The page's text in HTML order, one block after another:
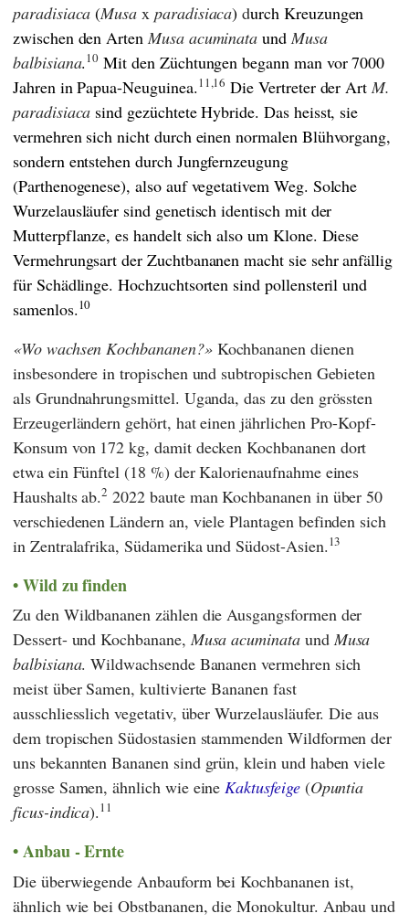
paradisiaca (Musax paradisiaca)durch Kreuzungen
zwischen den Arten Musa acuminata und Musa
balbisiana.10 Mit den Züchtungen begann man vor 7000
Jahren in Papua-Neuguinea.11,16 Die Vertreter der Art M.
paradisiaca sind gezüchtete Hybride. Das heisst, sie
vermehren sich nicht durch einen normalen Blühvorgang,
sondern entstehen durch Jungfernzeugung
(Parthenogenese), also auf vegetativem Weg. Solche
Wurzelausläufer sind genetisch identisch mit der
Mutterpflanze, es handelt sich also um Klone. Diese
Vermehrungsart der Zuchtbananen macht sie sehr anfällig
für Schädlinge. Hochzuchtsorten sind pollensteril und
samenlos.10
Wo wachsen Kochbananen? Kochbananen dienen
insbesondere in tropischen und subtropischen Gebieten
als Grundnahrungsmittel. Uganda, das zu den grössten
Erzeugerländern gehört, hat einen jährlichen Pro-Kopf-
Konsum von 172 kg, damit decken Kochbananen dort
etwa ein Fünftel (18 %) der Kalorienaufnahme eines
Haushalts ab.2 2022 baute man Kochbananen in über 50
verschiedenen Ländern an, viele Plantagen befinden sich
in Zentralafrika, Südamerika und Südost-Asien.13
Wild zu finden
Zu den Wildbananen zählen die Ausgangsformen der
Dessert- und Kochbanane, Musa acuminata und Musa
balbisiana. Wildwachsende Bananen vermehren sich
meist über Samen, kultivierte Bananen fast
ausschliesslich vegetativ, über Wurzelausläufer. Die aus
dem tropischen Südostasien stammenden Wildformen der
uns bekannten Bananen sind grün, klein und haben viele
grosse Samen, ähnlich wie eineKaktusfeige(Opuntia
ficus-indica).11
Anbau - Ernte
Die überwiegende Anbauform bei Kochbananen ist,
ähnlich wie bei Obstbananen, die Monokultur. Anbau und